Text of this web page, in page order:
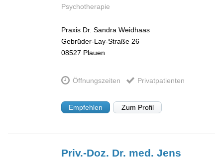
Psychotherapie
Praxis Dr. Sandra Weidhaas
Gebrüder-Lay-Straße 26
08527 Plauen
Öffnungszeiten Privatpatienten
Empfehlen Zum Profil
Priv.-Doz. Dr. med. Jens